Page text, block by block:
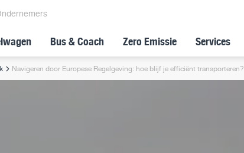
Bus & Coach Zero Emissie Services
Navigeren door Europese Regelgeving: hoe blijf je efficiënt transporteren?